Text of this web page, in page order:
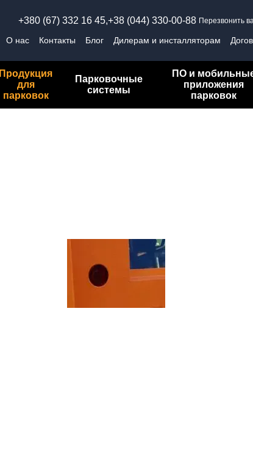
+380 (67) 332 16 45,+38 (044) 330-00-88 Перезвонить
О нас Контакты Блог Дилерам и инсталляторам
Продукция
для
парковок
Парковочные
системы
ПО и
приложения
парковок